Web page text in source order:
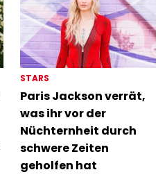
STARS
Paris Jackson verrät,
was ihr vor der
Nüchternheit durch
schwere Zeiten
geholfen hat